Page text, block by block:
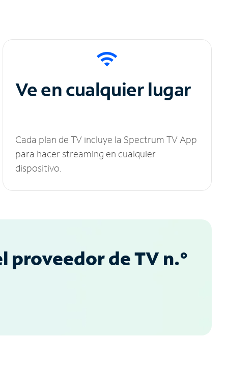
Ve en cualquier lugar
Cada plan de TV incluye la Spectrum TV App
para hacer streaming en cualquier
dispositivo.
proveedor de TV n.°